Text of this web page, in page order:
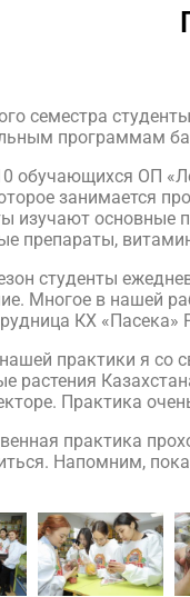
семестра
программам
обучающихся ОП
занимается
изучают основные
препараты,
студенты
Многое в нашей
КХ
практики я со
растения
Практика
практика
Напомним,